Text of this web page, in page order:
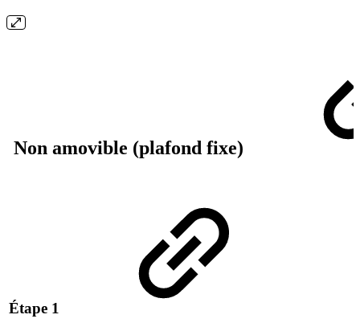
Non amovible (plafond fixe)
Étape 1